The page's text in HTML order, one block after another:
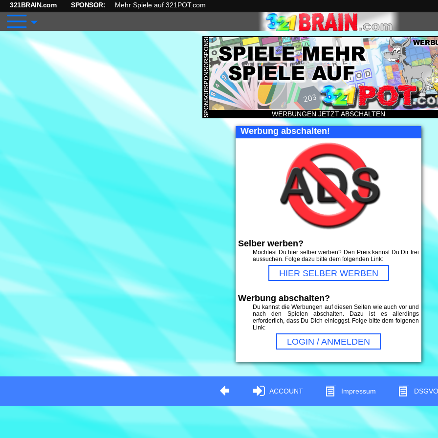
321BRAIN.com SPONSOR: Mehr Spiele auf 321POT.com
WERBUNGEN JETZT ABSCHALTEN
Werbung abschalten!
Selber werben?
Möchtest Du hier selber werben? Den Preis kannst Du Dir frei
aussuchen. Folge dazu bitte dem folgenden Link:
HIER SELBER WERBEN
Werbung abschalten?
Du kannst die Werbungen auf diesen Seiten wie auch vor und
nach den Spielen abschalten. Dazu ist es allerdings
erforderlich, dass Du Dich einloggst. Folge bitte dem folgenen
Link:
LOGIN / ANMELDEN
ACCOUNT Impressum DSGVO